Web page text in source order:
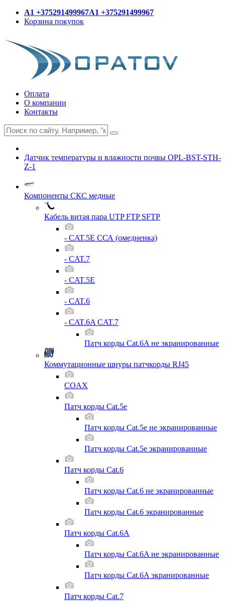
A1 +375291499967A1 +375291499967
Корзина покупок
Оплата
О компании
Контакты
Датчик температуры и влажности почвы OPL-BST-STH-
Z-1
Компоненты СКС медные
Кабель витая пара UTP FTP SFTP
- CAT.5E ССА (омедненка)
- CAT.7
- CAT.5E
- CAT.6
- CAT.6A CAT.7
Патч корды Cat.6A не экранированные
Коммутационные шнуры патчкорды RJ45
COAX
Патч корды Cat.5e
Патч корды Cat.5e не экранированные
Патч корды Cat.5e экранированные
Патч корды Cat.6
Патч корды Cat.6 не экранированные
Патч корды Cat.6 экранированные
Патч корды Cat.6A
Патч корды Cat.6A не экранированные
Патч корды Cat.6A экранированные
Патч корды Cat.7